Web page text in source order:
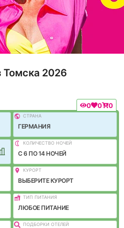
2026
0 0 0
СТРАНА
ГЕРМАНИЯ
КОЛИЧЕСТВО НОЧЕЙ
C 6 ПО 14 НОЧЕЙ
КУРОРТ
ВЫБЕРИТЕ КУРОРТ
ТИП ПИТАНИЯ
ЛЮБОЕ ПИТАНИЕ
ПОДБОРКИ ОТЕЛЕЙ